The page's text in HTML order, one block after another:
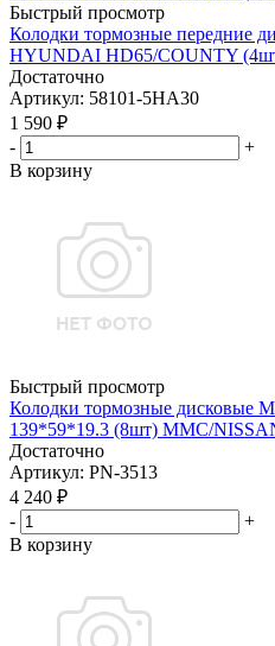
Быстрый просмотр
Колодки тормозные передние
HYUNDAI HD65/COUNTY
Достаточно
Артикул: 58101-5HA30
1 590 ₽
-
+
В корзину
Быстрый просмотр
Колодки тормозные дисковые
139*59*19.3 (8шт) MMC/
Достаточно
Артикул: PN-3513
4 240 ₽
-
+
В корзину